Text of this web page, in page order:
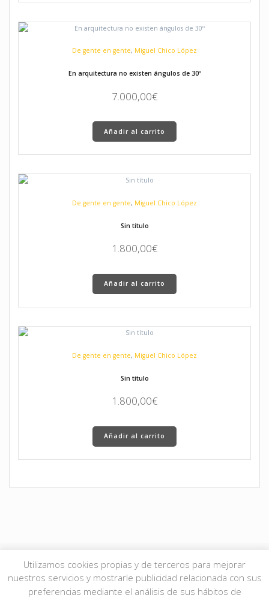
De gente en gente, Miguel Chico López
En arquitectura no existen ángulos de 30º
7.000,00€
Añadir al carrito
De gente en gente, Miguel Chico López
Sin título
1.800,00€
Añadir al carrito
De gente en gente, Miguel Chico López
Sin título
1.800,00€
Añadir al carrito
© 2026 JMgalería. Todos los derechos reservados.
Utilizamos cookies propias y de terceros para mejorar
nuestros servicios y mostrarle publicidad relacionada con sus
preferencias mediante el análisis de sus hábitos de